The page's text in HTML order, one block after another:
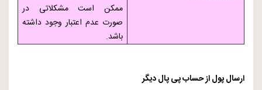
ممکن است مشکلاتی در
صورت عدم اعتبار وجود داشته
باشد.
ارسال پول از حساب پی پال دیگر